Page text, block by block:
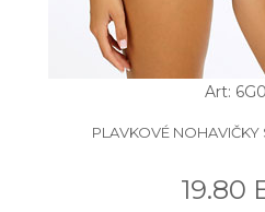
Art:
PLAVKOVÉ NOHAVIČKY
19.80